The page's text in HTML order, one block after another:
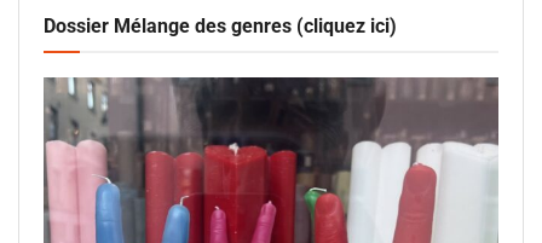
Dossier Mélange des genres (cliquez ici)